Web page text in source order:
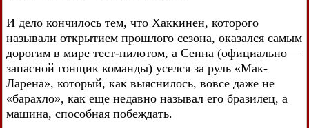
И дело кончилось тем, что Хаккинен, которого
называли открытием прошлого сезона, оказался самым
дорогим в мире тест-пилотом, а Сенна (официально—
запасной гонщик команды) уселся за руль «Мак-
Ларена», который, как выяснилось, вовсе даже не
«барахло», как еще недавно называл его бразилец, а
машина, способная побеждать.